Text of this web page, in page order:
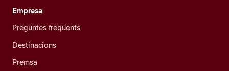
Empresa
Preguntes freqüents
Destinacions
Premsa